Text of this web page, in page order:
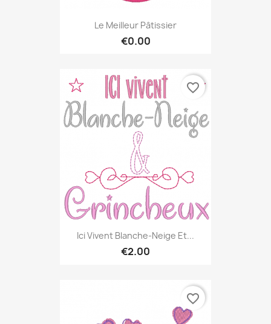
Le Meilleur Pâtissier
€0.00
Ici Vivent Blanche-Neige Et...
€2.00
favorite_border
favorite_border